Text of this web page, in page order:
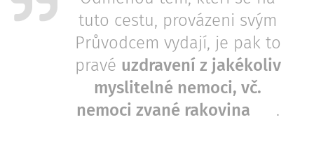
tuto cestu, provázeni svým
Průvodcem vydají, je pak to
pravé uzdravení z jakékoliv
myslitelné nemoci, vč.
nemoci zvané rakovina 🎗.